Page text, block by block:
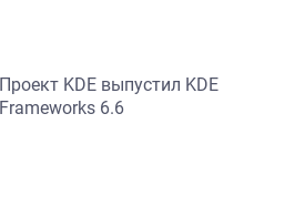
Проект KDE выпустил KDE
Frameworks 6.6